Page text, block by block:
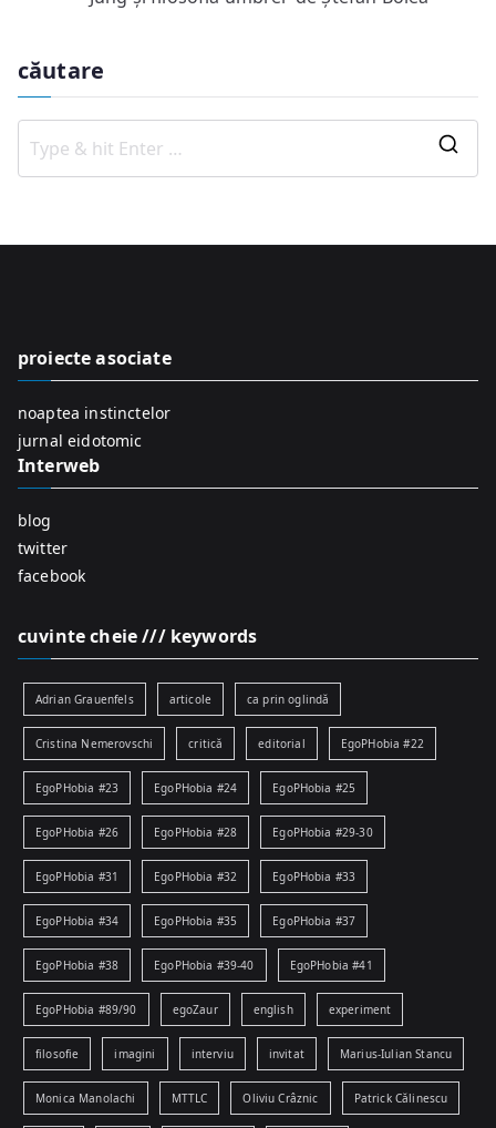
căutare
o
proiecte asociate
noaptea instinctelor
jurnal eidotomic
Interweb
blog
twitter
facebook
cuvinte cheie /// keywords
Adrian Grauenfels articole ca prin oglindă
Cristina Nemerovschi critică editorial EgoPHobia #22
EgoPHobia #23 EgoPHobia #24 EgoPHobia #25
EgoPHobia #26 EgoPHobia #28 EgoPHobia #29-30
EgoPHobia #31 EgoPHobia #32 EgoPHobia #33
EgoPHobia #34 EgoPHobia #35 EgoPHobia #37
EgoPHobia #38 EgoPHobia #39-40 EgoPHobia #41
EgoPHobia #89/90 egoZaur english experiment
filosofie imagini interviu invitat Marius-Iulian Stancu
Monica Manolachi MTTLC Oliviu Crâznic Patrick Călinescu